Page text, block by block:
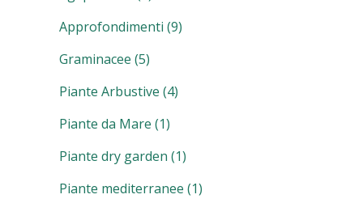
Approfondimenti (9)
Graminacee (5)
Piante Arbustive (4)
Piante da Mare (1)
Piante dry garden (1)
Piante mediterranee (1)